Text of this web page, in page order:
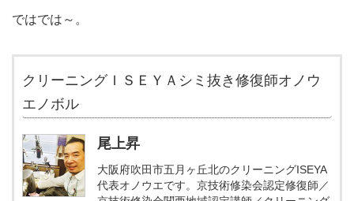
ではでは～。
クリーニングＩＳＥＹＡシミ抜き修復師オノウ
エノボル
尾上昇
大阪府吹田市五月ヶ丘北のクリーニングISEYA
代表オノウエです。京技術修染会認定修復師／